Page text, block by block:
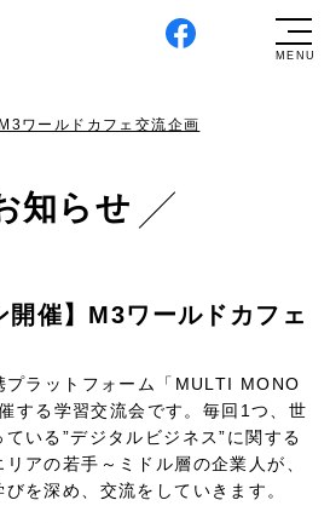
ワールドカフェ交流企画
知らせ
開催】M3ワールドカフェ
ラットフォーム「MULTI MONO
する学習交流会です。毎回1つ、世
いる”デジタルビジネス”に関する
アの若手～ミドル層の企業人が、
を深め、交流をしていきます。